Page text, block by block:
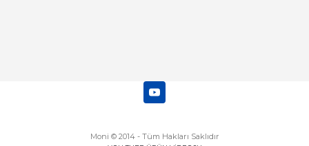
Moni © 2014 - Tüm Hakları Saklıdır